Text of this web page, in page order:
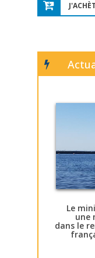
Le
une
dans le